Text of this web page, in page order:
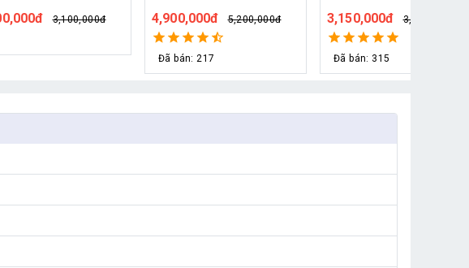
5,200,000đ
217
3,150,000đ 3,500,000đ
Đã bán: 315
2,950,000đ 3,200,000đ
Đã bán: 652